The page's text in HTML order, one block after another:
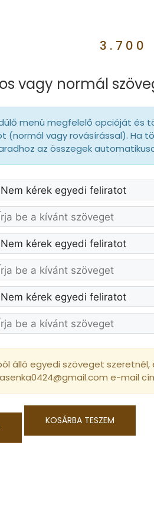
3.700
vagy normál
menü megfelelő opcióját
(normál vagy rovásírással). Ha
az összegek
álló egyedi szöveget
e-mail
KOSÁRBA TESZEM